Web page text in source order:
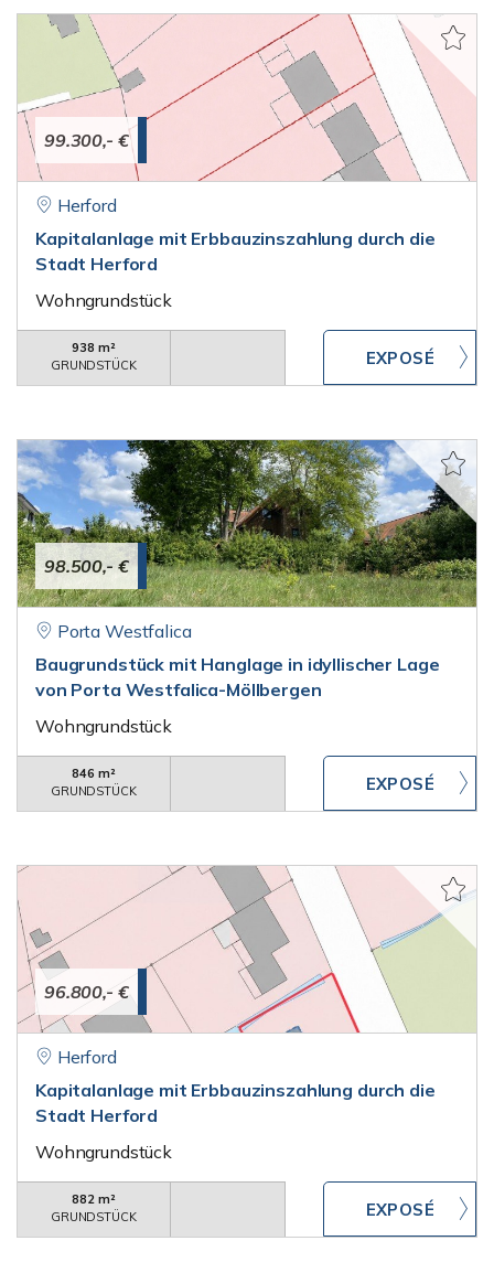
99.300,- €
Herford
Kapitalanlage mit Erbbauzinszahlung durch die
Stadt Herford
Wohngrundstück
938 m²
GRUNDSTÜCK
98.500,- €
Porta Westfalica
Baugrundstück mit Hanglage in idyllischer Lage
von Porta Westfalica-Möllbergen
Wohngrundstück
846 m²
GRUNDSTÜCK
96.800,- €
Herford
Kapitalanlage mit Erbbauzinszahlung durch die
Stadt Herford
Wohngrundstück
882 m²
GRUNDSTÜCK